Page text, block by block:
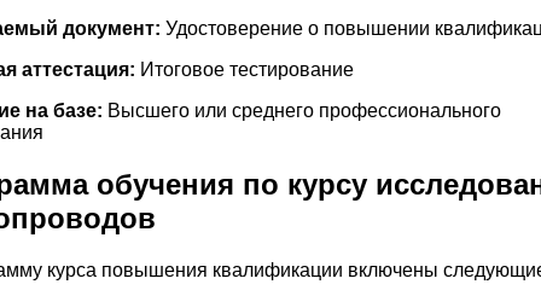
документ: Удостоверение о повышении
аттестация: Итоговое тестирование
на базе: Высшего или среднего профессионального
обучения по курсу
курса повышения квалификации включены